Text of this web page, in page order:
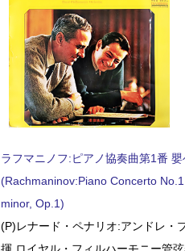
ラフマニノフ:ピアノ協奏曲第1番
(Rachmaninov:Piano Concerto
minor, Op.1)
(P)レナード・ペナリオ:アンドレ・
揮 ロイヤル・フィルハーモニー管